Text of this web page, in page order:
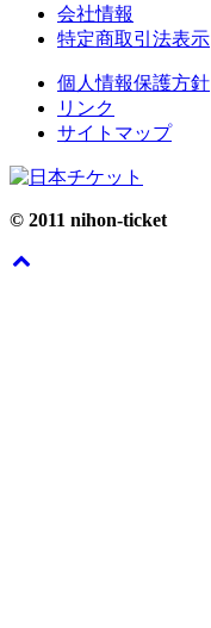
会社情報
特定商取引法表示
個人情報保護方針
リンク
サイトマップ
© 2011 nihon-ticket